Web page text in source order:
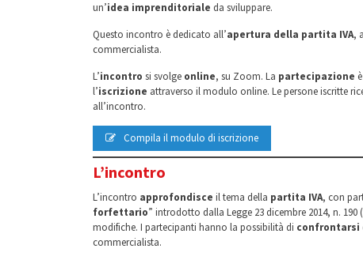
un’idea imprenditoriale da sviluppare.
Questo incontro è dedicato all’apertura della partita IVA,
commercialista.
L’incontro si svolge online, su Zoom. La partecipazione è
l’iscrizione attraverso il modulo online. Le persone iscritte
all’incontro.
Compila il modulo di iscrizione
L’incontro
L’incontro approfondisce il tema della partita IVA, con
forfettario” introdotto dalla Legge 23 dicembre 2014, n. 190
modifiche. I partecipanti hanno la possibilità di confrontarsi
commercialista.